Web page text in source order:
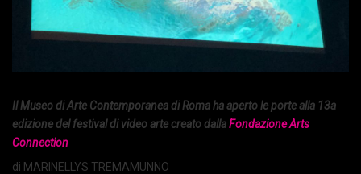
Il Museo di Arte Contemporanea di Roma ha aperto le porte alla 13a
edizione del festival di video arte creato dallaFondazione Arts
Connection
di MARINELLYS TREMAMUNNO